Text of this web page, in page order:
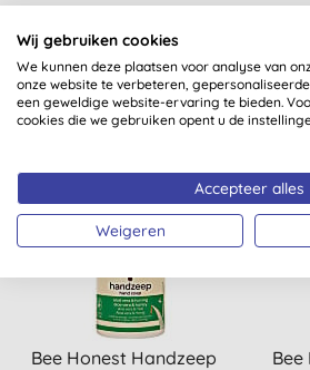
€ 7,49 KOPEN €
Bee Honest Handzeep
-25%
Wij gebruiken cookies
We kunnen deze plaatsen voor analyse van
onze website te verbeteren,
een geweldige website-ervaring te bieden.
cookies die we gebruiken opent u de
Accepteer alles
Weigeren